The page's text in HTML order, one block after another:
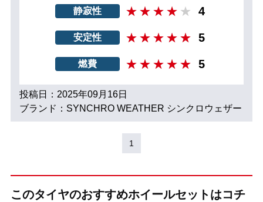
静寂性 4
安定性 5
燃費 5
投稿日：2025年09月16日
ブランド：SYNCHRO WEATHER シンクロウェザー
1
このタイヤのおすすめホイールセットはコチ